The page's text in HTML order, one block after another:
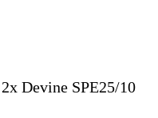
Devine SPE25/10